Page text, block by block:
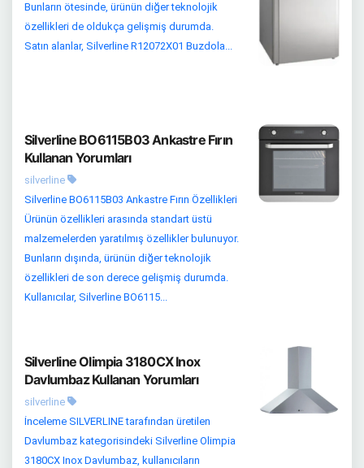
Bunların ötesinde, ürünün diğer teknolojik
özellikleri de oldukça gelişmiş durumda.
Satın alanlar, Silverline R12072X01 Buzdola...
Silverline BO6115B03 Ankastre Fırın
Kullanan Yorumları
silverline
Silverline BO6115B03 Ankastre Fırın Özellikleri
Ürünün özellikleri arasında standart üstü
malzemelerden yaratılmış özellikler bulunuyor.
Bunların dışında, ürünün diğer teknolojik
özellikleri de son derece gelişmiş durumda.
Kullanıcılar, Silverline BO6115...
Silverline Olimpia 3180CX Inox
Davlumbaz Kullanan Yorumları
silverline
İnceleme SILVERLINE tarafından üretilen
Davlumbaz kategorisindeki Silverline Olimpia
3180CX Inox Davlumbaz, kullanıcıların